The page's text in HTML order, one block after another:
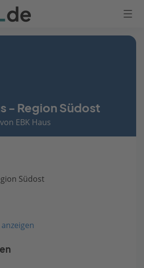
- Region Südost
EBK Haus
Südost